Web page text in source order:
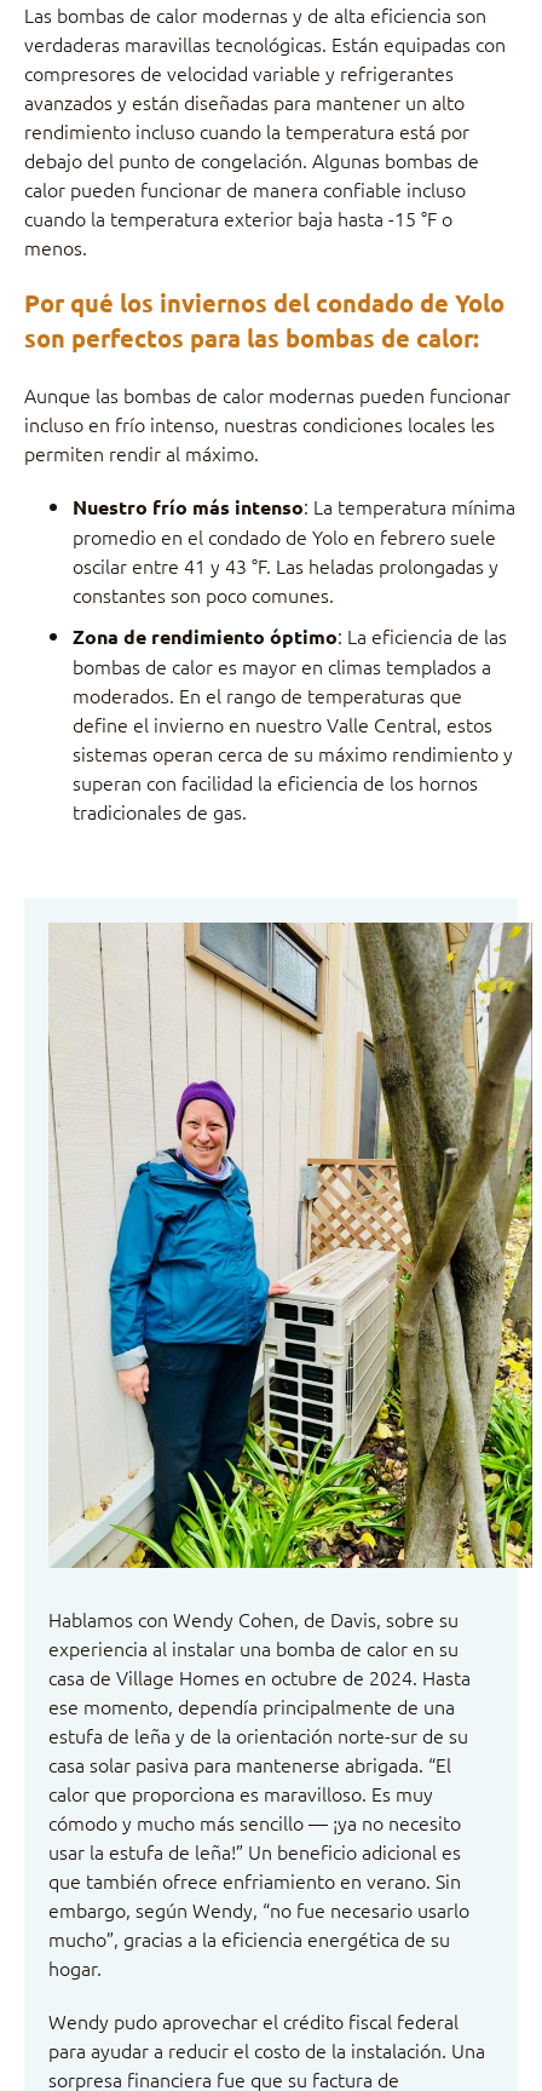
Las bombas de calor modernas y de alta eficiencia son
verdaderas maravillas tecnológicas. Están equipadas con
compresores de velocidad variable y refrigerantes
avanzados y están diseñadas para mantener un alto
rendimiento incluso cuando la temperatura está por
debajo del punto de congelación. Algunas bombas de
calor pueden funcionar de manera confiable incluso
cuando la temperatura exterior baja hasta -15 °F o
menos.
Por qué los inviernos del condado de Yolo
son perfectos para las bombas de calor:
Aunque las bombas de calor modernas pueden funcionar
incluso en frío intenso, nuestras condiciones locales les
permiten rendir al máximo.
Nuestro frío más intenso: La temperatura mínima
promedio en el condado de Yolo en febrero suele
oscilar entre 41 y 43 °F. Las heladas prolongadas y
constantes son poco comunes.
Zona de rendimiento óptimo: La eficiencia de las
bombas de calor es mayor en climas templados a
moderados. En el rango de temperaturas que
define el invierno en nuestro Valle Central, estos
sistemas operan cerca de su máximo rendimiento y
superan con facilidad la eficiencia de los hornos
tradicionales de gas.
Hablamos con Wendy Cohen, de Davis, sobre su
experiencia al instalar una bomba de calor en su
casa de Village Homes en octubre de 2024. Hasta
ese momento, dependía principalmente de una
estufa de leña y de la orientación norte-sur de su
casa solar pasiva para mantenerse abrigada. “El
calor que proporciona es maravilloso. Es muy
cómodo y mucho más sencillo — ¡ya no necesito
usar la estufa de leña!” Un beneficio adicional es
que también ofrece enfriamiento en verano. Sin
embargo, según Wendy, “no fue necesario usarlo
mucho”, gracias a la eficiencia energética de su
hogar.
Wendy pudo aprovechar el crédito fiscal federal
para ayudar a reducir el costo de la instalación. Una
sorpresa financiera fue que su factura de